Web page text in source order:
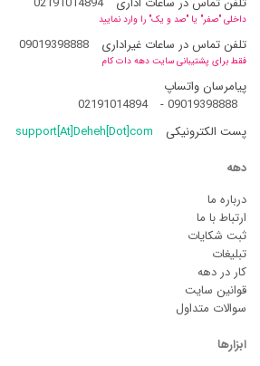
داخلی "صفر" یا "صد و یک" را وارد نمایید
تلفن تماس در ساعات غیراداری 09019398888
فقط برای پشتیبانی سایت دهه دات کام
پیامرسان واتساپ
09019398888
-
02191014894
پست الکترونیکی
support[At]Deheh[Dot]com
دهه
درباره ما
ارتباط با ما
ثبت شکایات
تبلیغات
کار در دهه
قوانین سایت
سوالات متداول
ابزارها